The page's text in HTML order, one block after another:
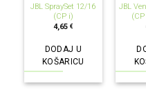
JBL SpraySet 12/16
(CP i)
4,65€
DODAJ U
KOŠARICU
JBL